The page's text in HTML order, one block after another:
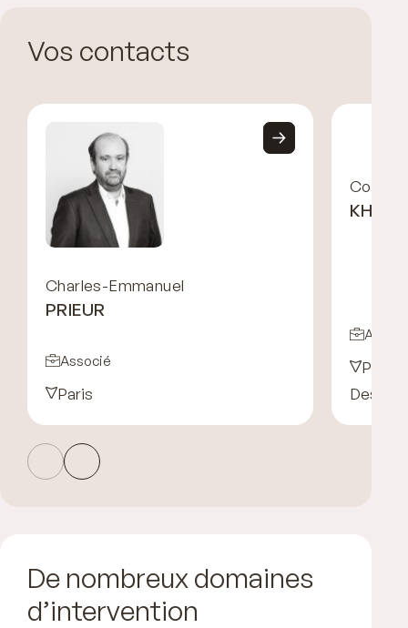
Vos contacts
Charles-Emmanuel
PRIEUR
Associé
Paris
Corinne
Paris
Desk
De nombreux domaines
d’intervention